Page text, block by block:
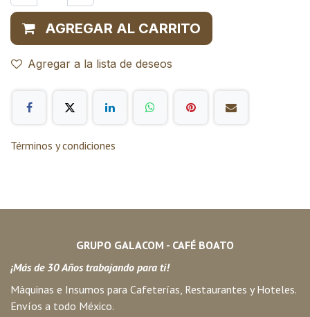
AGREGAR AL CARRITO
Agregar a la lista de deseos
Términos y condiciones
GRUPO GALACOM - CAFÉ BOATO
¡Más de 30 Años trabajando para ti!
Máquinas e Insumos para Cafeterías, Restaurantes y Hoteles.
Envíos a todo México.